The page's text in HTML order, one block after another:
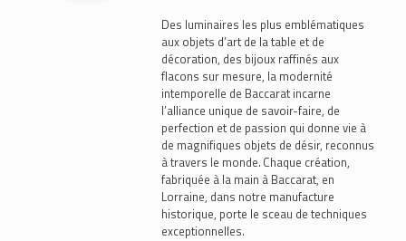
Des luminaires les plus emblématiques
aux objets d’art de la table et de
décoration, des bijoux raffinés aux
flacons sur mesure, la modernité
intemporelle de Baccarat incarne
l’alliance unique de savoir-faire, de
perfection et de passion qui donne vie à
de magnifiques objets de désir, reconnus
à travers le monde. Chaque création,
fabriquée à la main à Baccarat, en
Lorraine, dans notre manufacture
historique, porte le sceau de techniques
exceptionnelles.